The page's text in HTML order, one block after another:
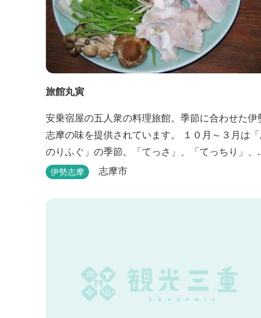
旅館丸寅
安乗宿屋の五人衆の料理旅館。季節に合わせた伊
志摩の味を提供されています。 １０月～３月は「あ
のりふぐ」の季節。「てっさ」、「てっちり」、
「しゃぶしゃぶ」、「唐揚げ」に舌鼓を打っていた
り。
伊勢志摩 志摩市